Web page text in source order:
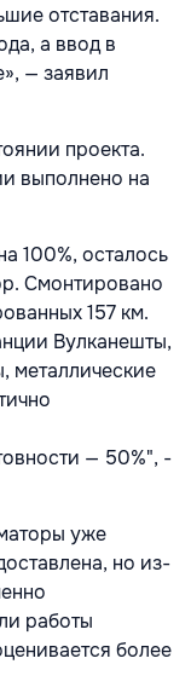
отставания.
а ввод в
— заявил
проекта.
выполнено на
100%, осталось
Смонтировано
157 км.
Вулканешты,
металлические
— 50%", -
уже
но из-
работы
более